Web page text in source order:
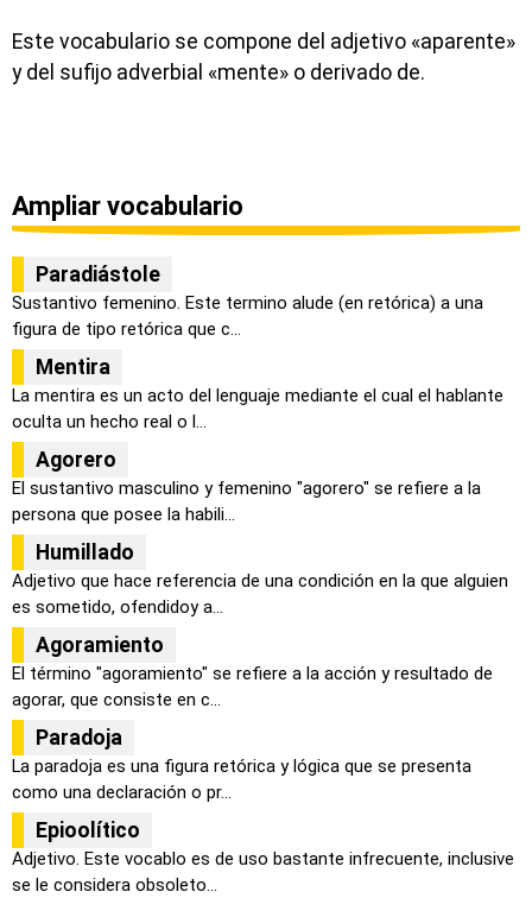
Este vocabulario se compone del adjetivo «aparente»
y del sufijo adverbial «mente» o derivado de.
Ampliar vocabulario
Paradiástole
Sustantivo femenino. Este termino alude (en retórica) a una
figura de tipo retórica que c...
Mentira
La mentira es un acto del lenguaje mediante el cual el hablante
oculta un hecho real o l...
Agorero
El sustantivo masculino y femenino "agorero" se refiere a la
persona que posee la habili...
Humillado
Adjetivo que hace referencia de una condición en la que alguien
es sometido, ofendidoy a...
Agoramiento
El término "agoramiento" se refiere a la acción y resultado de
agorar, que consiste en c...
Paradoja
La paradoja es una figura retórica y lógica que se presenta
como una declaración o pr...
Epioolítico
Adjetivo. Este vocablo es de uso bastante infrecuente, inclusive
se le considera obsoleto...